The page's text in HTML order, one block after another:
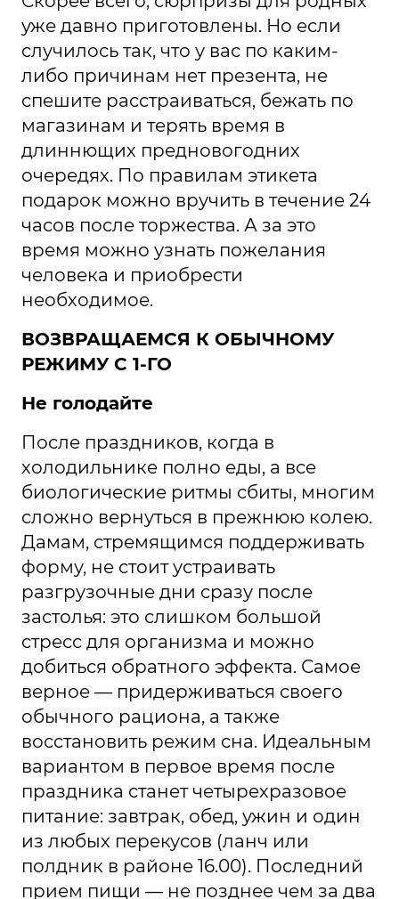
уже давно приготовлены. Но если
случилось так, что у вас по каким-
либо причинам нет презента, не
спешите расстраиваться, бежать по
магазинам и терять время в
длиннющих предновогодних
очередях. По правилам этикета
подарок можно вручить в течение 24
часов после торжества. А за это
время можно узнать пожелания
человека и приобрести
необходимое.
ВОЗВРАЩАЕМСЯ К ОБЫЧНОМУ
РЕЖИМУ С 1-ГО
Не голодайте
После праздников, когда в
холодильнике полно еды, а все
биологические ритмы сбиты, многим
сложно вернуться в прежнюю колею.
Дамам, стремящимся поддерживать
форму, не стоит устраивать
разгрузочные дни сразу после
застолья: это слишком большой
стресс для организма и можно
добиться обратного эффекта. Самое
верное — придерживаться своего
обычного рациона, а также
восстановить режим сна. Идеальным
вариантом в первое время после
праздника станет четырехразовое
питание: завтрак, обед, ужин и один
из любых перекусов (ланч или
полдник в районе 16.00). Последний
прием пищи — не позднее чем за два